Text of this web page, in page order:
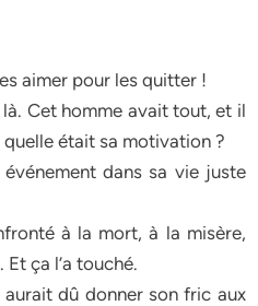
aimer pour les quitter !
Cet homme avait tout, et il
était sa motivation ?
dans sa vie juste
à la mort, à la misère,
ça l’a touché.
dû donner son fric aux